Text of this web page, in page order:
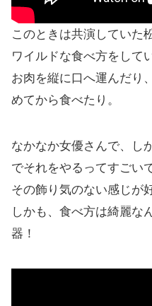
このときは共演していた
ワイルドな食べ方をして
お肉を縦に口へ運んだり
めてから食べたり。
なかなか女優さんで、し
でそれをやるってすごい
その飾り気のない感じが
しかも、食べ方は綺麗な
器！